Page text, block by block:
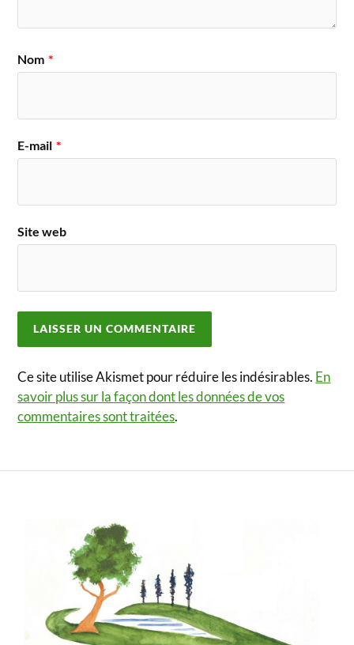
Nom *
E-mail *
Site web
Ce site utilise Akismet pour réduire les indésirables. En
savoir plus sur la façon dont les données de vos
commentaires sont traitées.